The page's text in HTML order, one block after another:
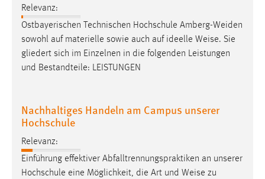
Relevanz:
Ostbayerischen Technischen Hochschule Amberg-Weiden
sowohl auf materielle sowie auch auf ideelle Weise. Sie
gliedert sich im Einzelnen in die folgenden Leistungen
und Bestandteile: LEISTUNGEN
Nachhaltiges Handeln am Campus unserer
Hochschule
Relevanz:
Einführung effektiver Abfalltrennungspraktiken an unserer
Hochschule eine Möglichkeit, die Art und Weise zu